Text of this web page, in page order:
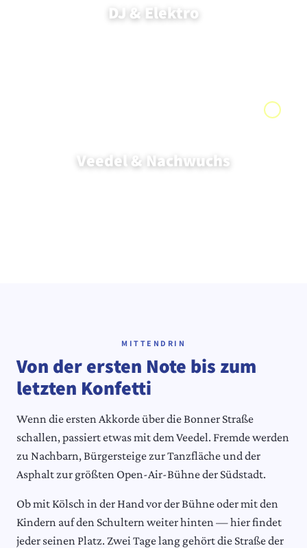
DJ & Elektro
Veedel & Nachwuchs
MITTENDRIN
Von der ersten Note bis zum
letzten Konfetti
Wenn die ersten Akkorde über die Bonner Straße
schallen, passiert etwas mit dem Veedel. Fremde werden
zu Nachbarn, Bürgersteige zur Tanzfläche und der
Asphalt zur größten Open-Air-Bühne der Südstadt.
Ob mit Kölsch in der Hand vor der Bühne oder mit den
Kindern auf den Schultern weiter hinten — hier findet
jeder seinen Platz. Zwei Tage lang gehört die Straße der